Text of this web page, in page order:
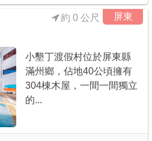
屏東
約 0 公尺
小墾丁渡假村位於屏東縣
滿州鄉，佔地40公頃擁有
304棟木屋，一間一間獨立
的...